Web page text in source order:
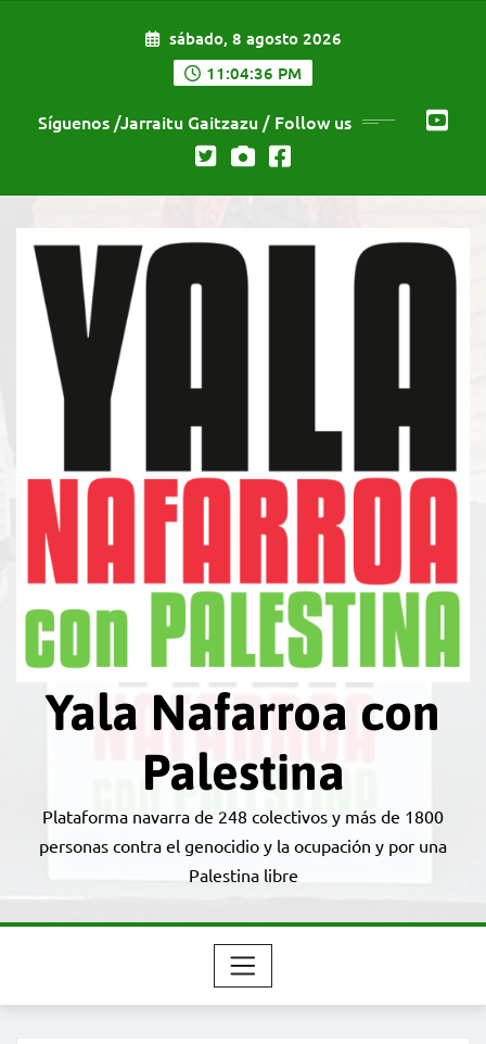
sábado, 8 agosto 2026
11:04:37 PM
Síguenos /Jarraitu Gaitzazu / Follow us
Yala Nafarroa con
Palestina
Plataforma navarra de 248 colectivos y más de 1800
personas contra el genocidio y la ocupación y por una
Palestina libre